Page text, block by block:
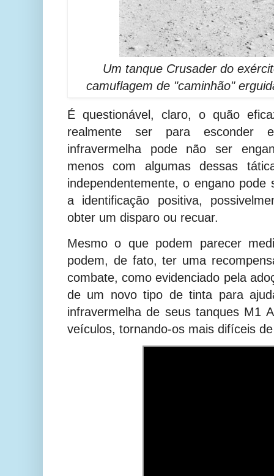
Um tanque Crusader do
camuflagem de "caminhão"
É questionável, claro, o quão
realmente ser para esconder
infravermelha pode não ser
menos com algumas dessas
independentemente, o engano
a identificação positiva,
obter um disparo ou recuar.
Mesmo o que podem parecer
podem, de fato, ter uma
combate, como evidenciado pela
de um novo tipo de tinta para
infravermelha de seus tanques M1
veículos, tornando-os mais difíceis